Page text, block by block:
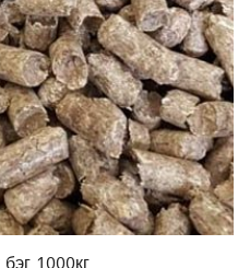
1000кг